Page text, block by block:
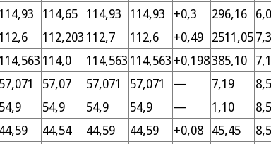
114,93 114,65 114,93 114,93 +0,3 296,16
112,6 112,203 112,7 112,6 +0,49 2511,05
114,563 114,0 114,563 114,563 +0,198385,10
57,071 57,07 57,071 57,071 — 7,19
54,9 54,9 54,9 54,9 — 1,10
44,59 44,54 44,59 44,59 +0,08 45,45